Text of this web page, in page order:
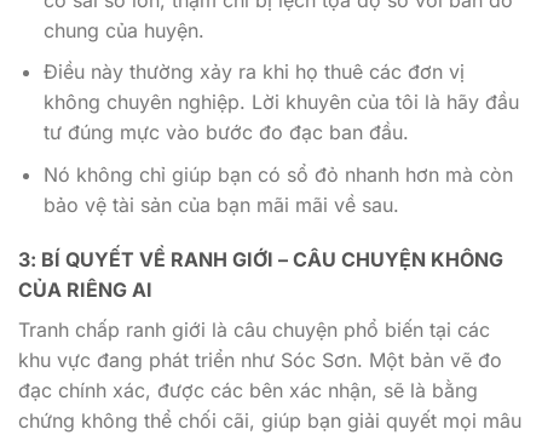
chung của huyện.
Điều này thường xảy ra khi họ thuê các đơn vị
không chuyên nghiệp. Lời khuyên của tôi là hãy đầu
tư đúng mực vào bước đo đạc ban đầu.
Nó không chỉ giúp bạn có sổ đỏ nhanh hơn mà còn
bảo vệ tài sản của bạn mãi mãi về sau.
3: BÍ QUYẾT VỀ RANH GIỚI – CÂU CHUYỆN KHÔNG
CỦA RIÊNG AI
Tranh chấp ranh giới là câu chuyện phổ biến tại các
khu vực đang phát triển như Sóc Sơn. Một bản vẽ đo
đạc chính xác, được các bên xác nhận, sẽ là bằng
chứng không thể chối cãi, giúp bạn giải quyết mọi mâu